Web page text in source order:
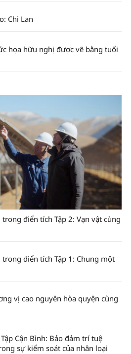
Chi Lan
họa hữu nghị được vẽ bằng tuổi
điển tích Tập 2: Vạn vật cùng
điển tích Tập 1: Chung một
vị cao nguyên hòa quyện cùng
Cận Bình: Bảo đảm trí tuệ
sự kiểm soát của nhân loại